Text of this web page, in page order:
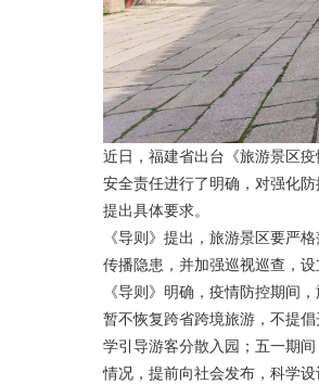
近日，福建省出台《旅游景区
安全责任进行了明确，对强化
提出具体要求。
《导则》提出，旅游景区要严
传播隐患，并加强巡视巡查，
《导则》明确，疫情防控期间
暂不恢复跨省跨境旅游，不提
学引导游客分散入园；五一期
情况，提前向社会发布，科学